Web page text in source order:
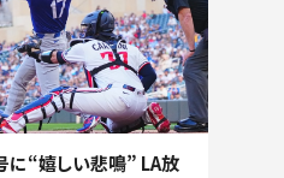
に“嬉しい悲鳴” LA放